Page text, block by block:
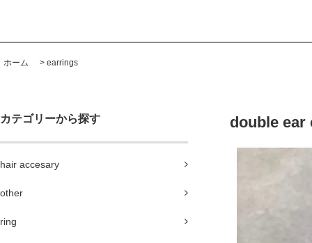
ホーム > earrings
カテゴリーから探す
hair accesary
other
ring
double ear